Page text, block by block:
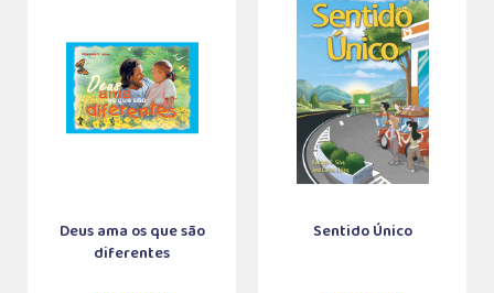
Deus ama os que são
diferentes
Sentido Único